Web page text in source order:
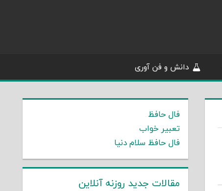
دانش و فن آوری
فال حافظ
تعبیر خواب
فال حافظ سلام دنیا
مقالات جدید روزنه آنلاین